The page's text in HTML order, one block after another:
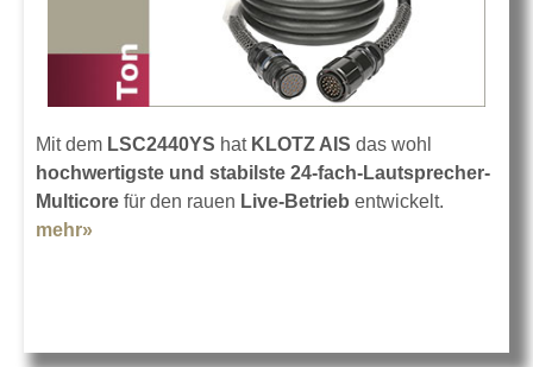
Mit dem LSC2440YS hat KLOTZ AIS das wohl
hochwertigste und stabilste 24-fach-Lautsprecher-
Multicore für den rauen Live-Betrieb entwickelt.
mehr»